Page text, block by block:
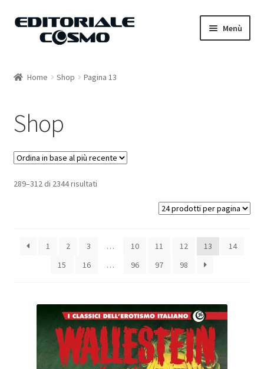
Vai
Vai
Menù
Carrello
Il mio account
Home Shop Pagina 13
Shop
289–312 di 2344 risultati
1 2 3 … 10 11 12 13
14
15
16 … 96 97 98